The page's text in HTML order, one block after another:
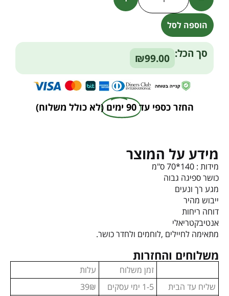
הוספה לסל
Alternative:
סך הכל: ₪99.00
החזר כספי עד 90 ימים (לא כולל משלוח)
מידע על המוצר
מידות : 140*70 ס"מ
כושר ספיגה גבוה
מגע רך ונעים
ייבוש מהיר
דוחה ריחות
אנטיבקטריאלי
מתאימה לחיילים ,לוחמים ולחדר כושר.
משלוחים והחזרות
זמן משלוח
עלות
שליח עד הבית
1-5 ימי עסקים 39₪